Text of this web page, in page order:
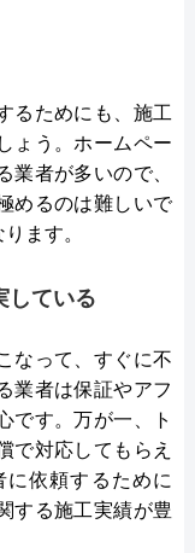
由
構え、年中無休
センターにて問
ぐに相談ができ
ます。
できるので、ま
めします。
る水の生活救急
チン、お風呂な
ブル解決のスペ
るためにも、施工
ょう。ホームペー
業者が多いので、
めるのは難しいで
ます。
している
なって、すぐに不
業者は保証やアフ
です。万が一、ト
で対応してもらえ
に依頼するために
する施工実績が豊